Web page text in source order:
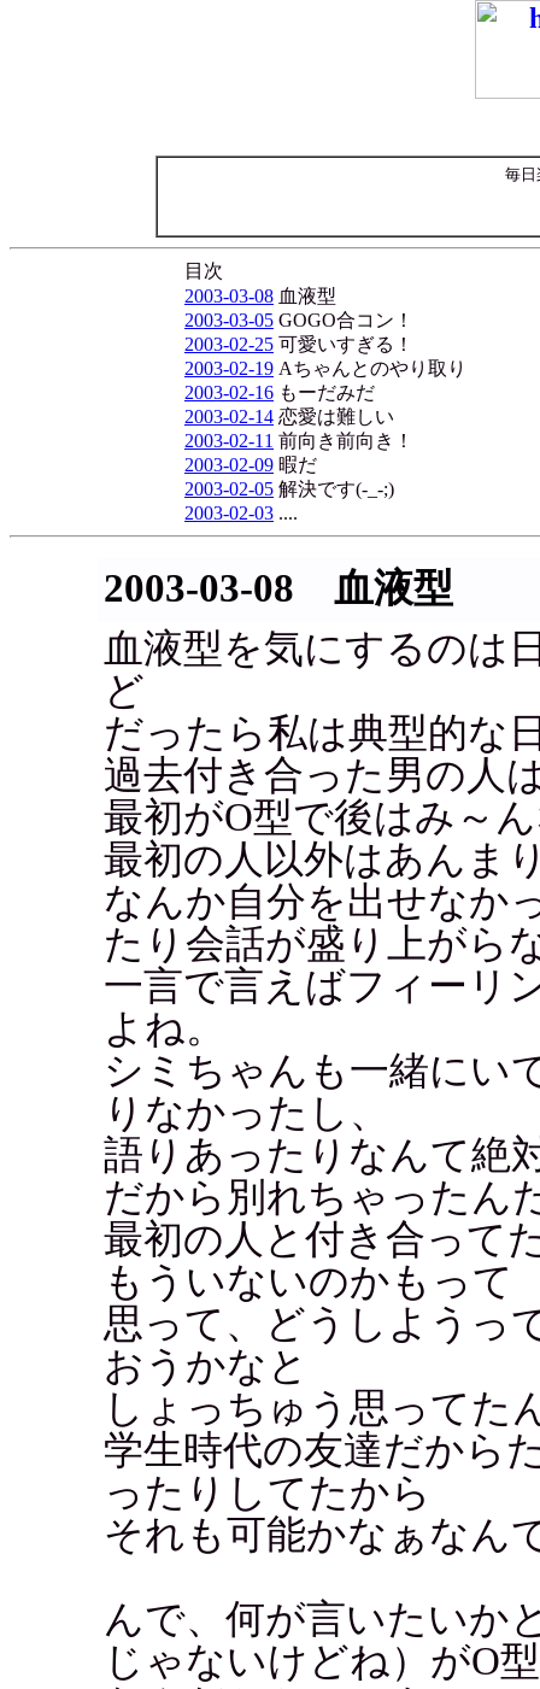
毎日
目次
2003-03-08 血液型
2003-03-05 GOGO合コン！
2003-02-25 可愛いすぎる！
2003-02-19 Aちゃんとのやり取り
2003-02-16 もーだみだ
2003-02-14 恋愛は難しい
2003-02-11 前向き前向き！
2003-02-09 暇だ
2003-02-05 解決です(-_-;)
2003-02-03 ....
2003-03-08 血液型
血液型を気にするのは
ど
だったら私は典型的な
過去付き合った男の人
最初がO型で後はみ～
最初の人以外はあんま
なんか自分を出せなか
たり会話が盛り上がら
一言で言えばフィーリ
よね。
シミちゃんも一緒にい
りなかったし、
語りあったりなんて絶
だから別れちゃったん
最初の人と付き合って
もういないのかもって
思って、どうしようっ
おうかなと
しょっちゅう思ってた
学生時代の友達だから
ったりしてたから
それも可能かなぁなん
んで、何が言いたいか
じゃないけどね）がO